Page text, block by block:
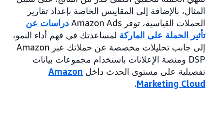
المثال، بالإضافة إلى المقاييس الخاصة بإعداد تقارير
الحملات القياسية، توفر Amazon Ads
دراسات عن
تأثير الحملة على الماركة لمساعدتك في فهم أداء النمو،
إلى جانب تحليلات مخصصة عن حملاتك عبر Amazon
DSP ومنصة الإعلانات باستخدام مجموعات بيانات
تفصيلية على مستوى الحدث داخل Amazon
Marketing Cloud
.